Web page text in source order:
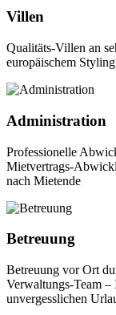
Villen
Qualitäts-Villen an
europäischem Styling
Administration
Professionelle
Mietvertrags-
nach Mietende
Betreuung
Betreuung vor Ort
Verwaltungs-Team –
unvergesslichen